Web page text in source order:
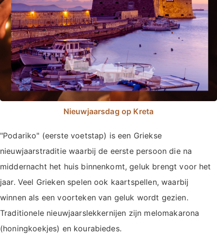
Nieuwjaarsdag op Kreta
"Podariko" (eerste voetstap) is een Griekse
nieuwjaarstraditie waarbij de eerste persoon die na
middernacht het huis binnenkomt, geluk brengt voor het
jaar. Veel Grieken spelen ook kaartspellen, waarbij
winnen als een voorteken van geluk wordt gezien.
Traditionele nieuwjaarslekkernijen zijn melomakarona
(honingkoekjes) en kourabiedes.